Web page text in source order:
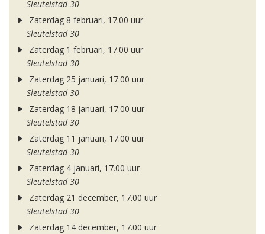
Sleutelstad 30
Zaterdag 8 februari, 17.00 uur
Sleutelstad 30
Zaterdag 1 februari, 17.00 uur
Sleutelstad 30
Zaterdag 25 januari, 17.00 uur
Sleutelstad 30
Zaterdag 18 januari, 17.00 uur
Sleutelstad 30
Zaterdag 11 januari, 17.00 uur
Sleutelstad 30
Zaterdag 4 januari, 17.00 uur
Sleutelstad 30
Zaterdag 21 december, 17.00 uur
Sleutelstad 30
Zaterdag 14 december, 17.00 uur